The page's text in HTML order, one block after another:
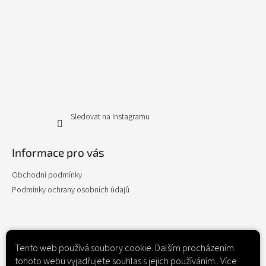
Tento web používá soubory cookie. Dalším procházením
tohoto webu vyjadřujete souhlas s jejich používáním.. Více
Sledovat na Instagramu
Informace pro vás
Obchodní podmínky
Podmínky ochrany osobních údajů
cukrarnamagnolie@email.cz